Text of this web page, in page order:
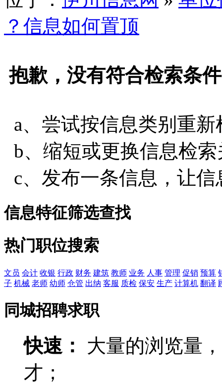
？信息如何置顶
抱歉，没有符合检索条
a、尝试按信息类别重
b、缩短或更换信息检
c、发布一条信息，让
信息特征筛选查找
热门职位搜索
文员 会计 收银 行政 财务 建筑 教师 业务 人事 管理 促销 预算
子 机械 老师 幼师 仓管 出纳 客服 质检 保安 生产 计算机 翻译
同城招聘求职
快速：
大量的浏览量
才；